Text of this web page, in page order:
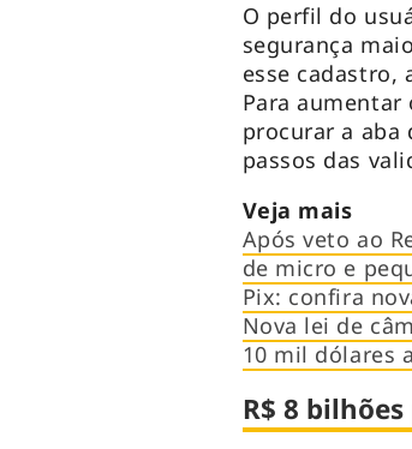
O perfil do
segurança
esse cadastro,
Para
procurar a aba
passos das
Veja mais
Após veto ao
de micro e
Pix: confira
Nova lei de
10 mil dólares
R$ 8